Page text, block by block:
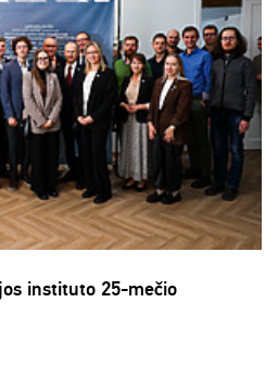
instituto 25-mečio